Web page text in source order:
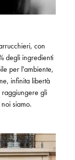
con
degli ingredienti
per l'ambiente,
infinita libertà
gli
siamo.